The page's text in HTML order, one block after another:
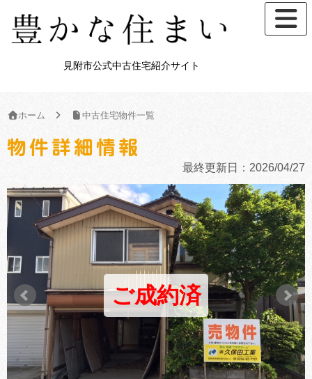
見附市公式中古住宅紹介サイト
ホーム 中古住宅物件一覧
物件詳細情報
最終更新日：2026/04/27
ご成約済